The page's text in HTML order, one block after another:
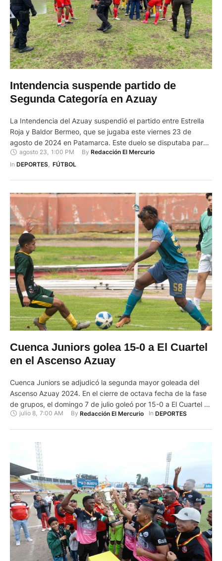
Intendencia suspende partido de
Segunda Categoría en Azuay
La Intendencia del Azuay suspendió el partido entre Estrella
Roja y Baldor Bermeo, que se jugaba este viernes 23 de
agosto de 2024 en Patamarca. Este duelo se disputaba para
definir el tercer y cuarto puesto del Torneo Provincial de
Segunda Categoría en Azuay. La suspensión se debió a que
agosto 23 1:00 PM By Redacción El Mercurio
In DEPORTES, FÚTBOL
Cuenca Juniors golea 15-0 a El Cuartel
en el Ascenso Azuay
Cuenca Juniors se adjudicó la segunda mayor goleada del
Ascenso Azuay 2024. En el cierre de octava fecha de la fase
de grupos, el domingo 7 de julio goleó por 15-0 a El Cuartel en
el estadio Alejandro Serrano Aguilar. El marcador pudo ser
julio 8, 7:00 AM By Redacción El Mercurio In DEPORTES